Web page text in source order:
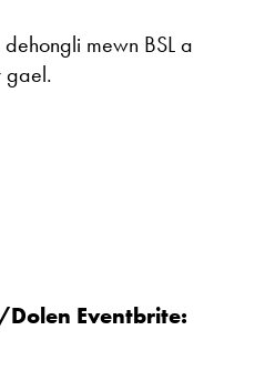
mewn BSL a
gael.
Dolen Eventbrite: